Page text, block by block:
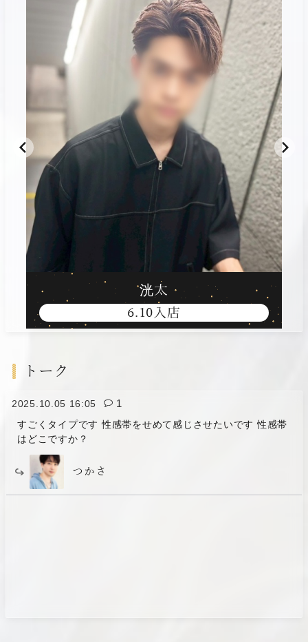
2026.07.31（金） 10:44
初めてお客様ありがとうございます！
春斗
いつでもどこでも
タケル
2026.07.29（水） 08:23
今日こそ会えますように…！2日目スタート😊
たくや
2026.07.28（火） 14:16
2026.07.27（月） 18:07
本日初出勤！緊張とワクワクです✨
洸太
6.10入店
トーク
2025.10.05 16:05 1
すごくタイプです 性感帯をせめて感じさせたいです 性感帯
はどこですか？
つかさ